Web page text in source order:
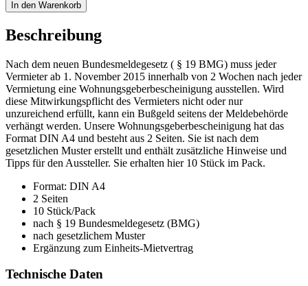
In den Warenkorb
Beschreibung
Nach dem neuen Bundesmeldegesetz ( § 19 BMG) muss jeder
Vermieter ab 1. November 2015 innerhalb von 2 Wochen nach jeder
Vermietung eine Wohnungsgeberbescheinigung ausstellen. Wird
diese Mitwirkungspflicht des Vermieters nicht oder nur
unzureichend erfüllt, kann ein Bußgeld seitens der Meldebehörde
verhängt werden. Unsere Wohnungsgeberbescheinigung hat das
Format DIN A4 und besteht aus 2 Seiten. Sie ist nach dem
gesetzlichen Muster erstellt und enthält zusätzliche Hinweise und
Tipps für den Aussteller. Sie erhalten hier 10 Stück im Pack.
Format: DIN A4
2 Seiten
10 Stück/Pack
nach § 19 Bundesmeldegesetz (BMG)
nach gesetzlichem Muster
Ergänzung zum Einheits-Mietvertrag
Technische Daten